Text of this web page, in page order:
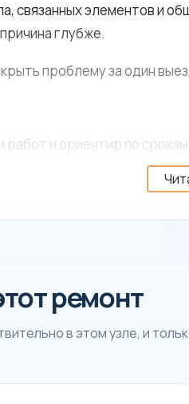
связанных элементов и
глубже.
проблему за один
работ и ориентир по
засоров и другие
техники под
и стоимость
элементов и
на месте.
ремонт
в этом узле, и